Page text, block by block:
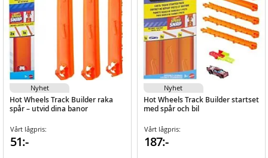
Hot Wheels Track Builder raka
spår – utvid dina banor
Vårt lågpris:
51:-
Nyhet
Hot Wheels Track Builder startset
med spår och bil
Vårt lågpris:
187:-
Nyhet